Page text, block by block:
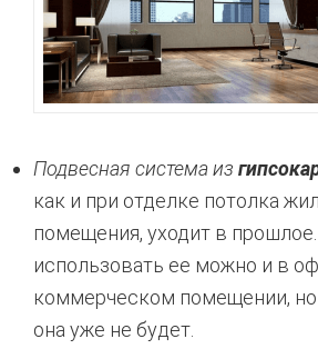
Подвесная система из
как и при отделке потолка
помещения, уходит в прошлое.
использовать ее можно и в
коммерческом помещении, но
она уже не будет.